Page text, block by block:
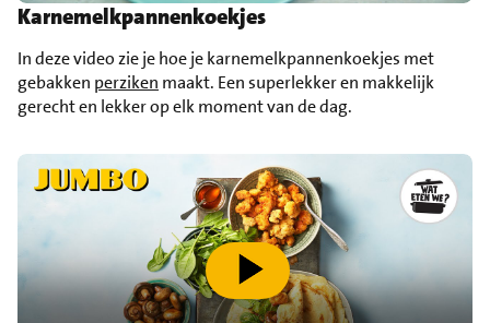
Karnemelkpannenkoekjes
In deze video zie je hoe je karnemelkpannenkoekjes met
gebakken perziken maakt. Een superlekker en makkelijk
gerecht en lekker op elk moment van de dag.
speel video af